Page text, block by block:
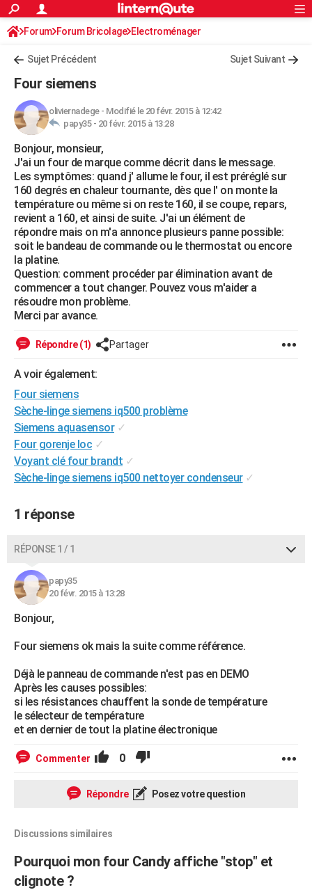
ACTUALITÉS
Politique
Société
Faits Divers
Education
Monde
Villes
+
FINANCE
Retraite
Impôts
Epargne
Immobilier
Risques naturels par ville
Banque
Assurance
Crédit
AUTO
Essais
Réserver un essai
Citadines
Berlines
SUV
Forum auto
+HIGH-TECH
Mobiles
Meilleur smartphone
Internet
Ordinateurs
Jeux vidéo
Guide high-tech
+BRICOLAGE
Forum
Aménagement intérieur
Extérieur
Cuisine
Salle de bains
Jardinage
Rangement
WEEK-END
Guides de France
Escapades
Patrimoine
Expositions
Musées
Week-end nature
LIFESTYLE
Art de vivre
Bien-être
Loisirs
Mode
Modes de vie
SANTE
Alimentation
Guide de la santé
Maladies
Médicaments
Sommeil
VOYAGE
CARTE DE VOEUX
Carte de Noël
Carte Bonne année
Carte Saint-Valentin
Carte Pâques
Carte d'anniversaire
DICTIONNAIRE
Dictionnaire
Biographies
Citations
Expressions
Proverbes
PROGRAMME TV
S'inscrire
Se connecter
Lycées
Collèges
Primaires
Universités
Entreprises
Service militaire
Avis de recherche
FORUM
Bricolage
Lifestyle
Culture
Sport
Auto
Television
Voyage
Cinema
S'inscrire
Connexion
Forum Forum Bricolage Electroménager
Sujet Précédent Sujet Suivant
Four siemens
oliviernadege- Modifié le 20 févr. 2015 à 12:42
papy35 - 20 févr. 2015 à 13:28
Bonjour, monsieur,
J'ai un four de marque comme décrit dans le message.
Les symptômes: quand j' allume le four, il est préréglé sur
160 degrés en chaleur tournante, dès que l' on monte la
température ou même si on reste 160, il se coupe, repars,
revient a 160, et ainsi de suite. J'ai un élément de
répondre mais on m'a annonce plusieurs panne possible:
soit le bandeau de commande ou le thermostat ou encore
la platine.
Question: comment procéder par élimination avant de
commencer a tout changer. Pouvez vous m'aider a
résoudre mon problème.
Merci par avance.
Répondre (1) Partager
A voir également:
Four siemens
Sèche-linge siemens iq500 problème
Siemens aquasensor ✓
Four gorenje loc ✓
Voyant clé four brandt ✓
Sèche-linge siemens iq500 nettoyer condenseur ✓
1 réponse
RÉPONSE 1 / 1
papy35
20 févr. 2015 à 13:28
Bonjour,
Four siemens ok mais la suite comme référence.
Déjà le panneau de commande n'est pas en DEMO
Après les causes possibles:
si les résistances chauffent la sonde de température
le sélecteur de température
et en dernier de tout la platine électronique
Commenter 0
Répondre Posez votre question
Discussions similaires
Pourquoi mon four Candy affiche "stop" et
clignote ?